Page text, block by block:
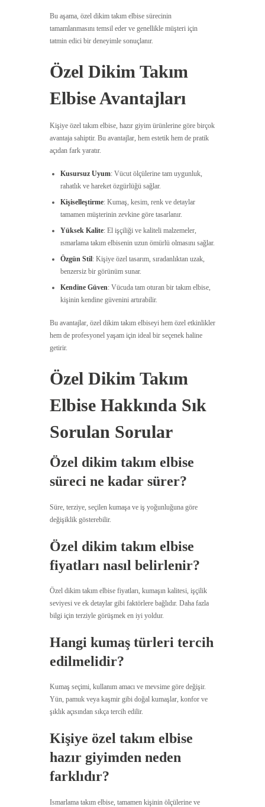
Bu aşama, özel dikim takım elbise sürecinin
tamamlanmasını temsil eder ve genellikle müşteri için
tatmin edici bir deneyimle sonuçlanır.
Özel Dikim Takım
Elbise Avantajları
Kişiye özel takım elbise, hazır giyim ürünlerine göre birçok
avantaja sahiptir. Bu avantajlar, hem estetik hem de pratik
açıdan fark yaratır.
Kusursuz Uyum: Vücut ölçülerine tam uygunluk,
rahatlık ve hareket özgürlüğü sağlar.
Kişiselleştirme: Kumaş, kesim, renk ve detaylar
tamamen müşterinin zevkine göre tasarlanır.
Yüksek Kalite: El işçiliği ve kaliteli malzemeler,
ısmarlama takım elbisenin uzun ömürlü olmasını sağlar.
Özgün Stil: Kişiye özel tasarım, sıradanlıktan uzak,
benzersiz bir görünüm sunar.
Kendine Güven: Vücuda tam oturan bir takım elbise,
kişinin kendine güvenini artırabilir.
Bu avantajlar, özel dikim takım elbiseyi hem özel etkinlikler
hem de profesyonel yaşam için ideal bir seçenek haline
getirir.
Özel Dikim Takım
Elbise Hakkında Sık
Sorulan Sorular
Özel dikim takım elbise
süreci ne kadar sürer?
Süre, terziye, seçilen kumaşa ve iş yoğunluğuna göre
değişiklik gösterebilir.
Özel dikim takım elbise
fiyatları nasıl belirlenir?
Özel dikim takım elbise fiyatları, kumaşın kalitesi, işçilik
seviyesi ve ek detaylar gibi faktörlere bağlıdır. Daha fazla
bilgi için terziyle görüşmek en iyi yoldur.
Hangi kumaş türleri tercih
edilmelidir?
Kumaş seçimi, kullanım amacı ve mevsime göre değişir.
Yün, pamuk veya kaşmir gibi doğal kumaşlar, konfor ve
şıklık açısından sıkça tercih edilir.
Kişiye özel takım elbise
hazır giyimden neden
farklıdır?
Ismarlama takım elbise, tamamen kişinin ölçülerine ve